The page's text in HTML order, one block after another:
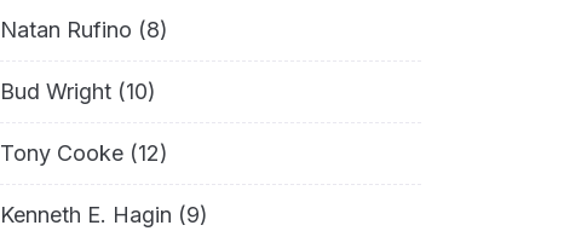
Natan Rufino (8)
Bud Wright (10)
Tony Cooke (12)
Kenneth E. Hagin (9)